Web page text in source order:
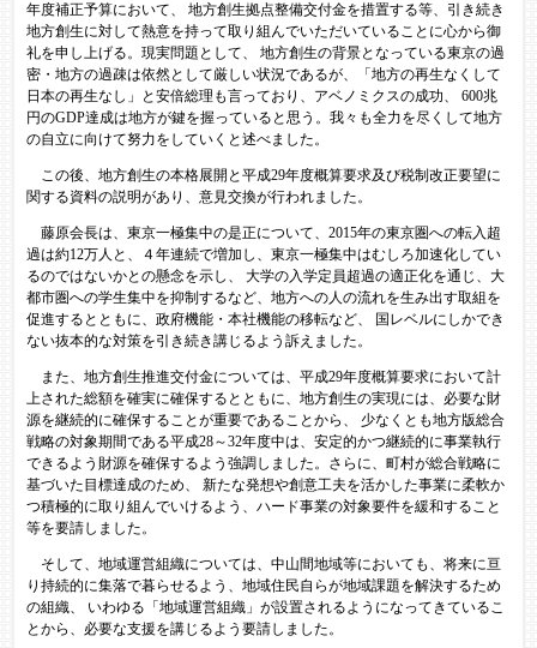
年度補正予算において、 地方創生拠点整備交付金を措置する等、引き続き
地方創生に対して熱意を持って取り組んでいただいていることに心から御
礼を申し上げる。現実問題として、 地方創生の背景となっている東京の過
密・地方の過疎は依然として厳しい状況であるが、「地方の再生なくして
日本の再生なし」と安倍総理も言っており、アベノミクスの成功、 600兆
円のGDP達成は地方が鍵を握っていると思う。我々も全力を尽くして地方
の自立に向けて努力をしていくと述べました。
この後、地方創生の本格展開と平成29年度概算要求及び税制改正要望に
関する資料の説明があり、意見交換が行われました。
藤原会長は、東京一極集中の是正について、2015年の東京圏への転入超
過は約12万人と、４年連続で増加し、東京一極集中はむしろ加速化してい
るのではないかとの懸念を示し、 大学の入学定員超過の適正化を通じ、大
都市圏への学生集中を抑制するなど、地方への人の流れを生み出す取組を
促進するとともに、政府機能・本社機能の移転など、 国レベルにしかでき
ない抜本的な対策を引き続き講じるよう訴えました。
また、地方創生推進交付金については、平成29年度概算要求において計
上された総額を確実に確保するとともに、地方創生の実現には、必要な財
源を継続的に確保することが重要であることから、 少なくとも地方版総合
戦略の対象期間である平成28～32年度中は、安定的かつ継続的に事業執行
できるよう財源を確保するよう強調しました。さらに、町村が総合戦略に
基づいた目標達成のため、 新たな発想や創意工夫を活かした事業に柔軟か
つ積極的に取り組んでいけるよう、ハード事業の対象要件を緩和すること
等を要請しました。
そして、地域運営組織については、中山間地域等においても、将来に亘
り持続的に集落で暮らせるよう、地域住民自らが地域課題を解決するため
の組織、 いわゆる「地域運営組織」が設置されるようになってきているこ
とから、必要な支援を講じるよう要請しました。